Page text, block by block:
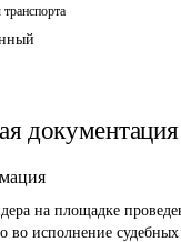
документация
на площадке
во исполнение